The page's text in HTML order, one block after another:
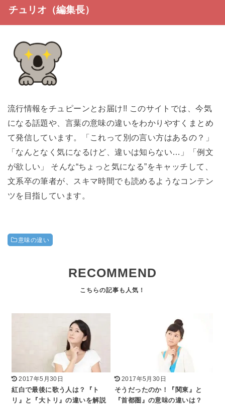
チュリオ（編集長）
流行情報をチュピーンとお届け!! このサイトでは、今気
になる話題や、言葉の意味の違いをわかりやすくまとめ
て発信しています。「これって別の言い方はあるの？」
「なんとなく気になるけど、違いは知らない…」「例文
が欲しい」 そんな“ちょっと気になる”をキャッチして、
文系卒の筆者が、スキマ時間でも読めるようなコンテン
ツを目指しています。
意味の違い
RECOMMEND
2017年5月30日
紅白で最後に歌う人は？『ト
リ』と『大トリ』の違いを解説
2017年5月30日
そうだったのか！『関東』と
『首都圏』の意味の違いは？